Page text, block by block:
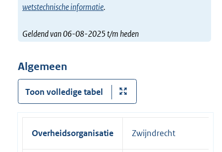
wetstechnische informatie.
Geldend van 06-08-2025 t/m heden
Algemeen
Toon volledige tabel
Overheidsorganisatie Zwijndrecht